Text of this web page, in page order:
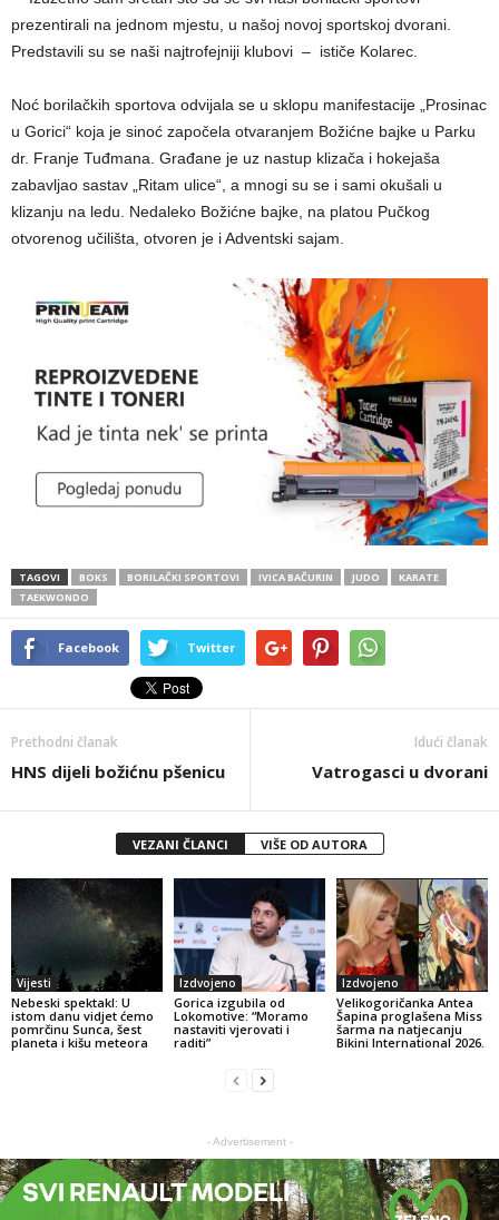
prezentirali na jednom mjestu, u našoj novoj sportskoj dvorani.
Predstavili su se naši najtrofejniji klubovi – ističe Kolarec.
Noć borilačkih sportova odvijala se u sklopu manifestacije „Prosinac
u Gorici“ koja je sinoć započela otvaranjem Božićne bajke u Parku
dr. Franje Tuđmana. Građane je uz nastup klizača i hokejaša
zabavljao sastav „Ritam ulice“, a mnogi su se i sami okušali u
klizanju na ledu. Nedaleko Božićne bajke, na platou Pučkog
otvorenog učilišta, otvoren je i Adventski sajam.
TAGOVI BOKS BORILAČKI SPORTOVI IVICA BAČURIN JUDO
KARATE
TAEKWONDO
Facebook Twitter
Prethodni članak
HNS dijeli božićnu pšenicu
Idući članak
Vatrogasci u dvorani
VEZANI ČLANCI VIŠE OD AUTORA
Vijesti
Nebeski spektakl: U
istom danu vidjet ćemo
pomrčinu Sunca, šest
planeta i kišu meteora
Izdvojeno
Gorica izgubila od
Lokomotive: “Moramo
nastaviti vjerovati i
raditi”
Izdvojeno
Velikogoričanka Antea
Šapina proglašena Miss
šarma na natjecanju
Bikini International 2026.
- Advertisement -